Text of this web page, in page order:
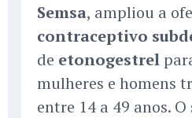
Semsa, ampliou a
contraceptivo
de etonogestrel
mulheres e homens
entre 14 a 49 anos.